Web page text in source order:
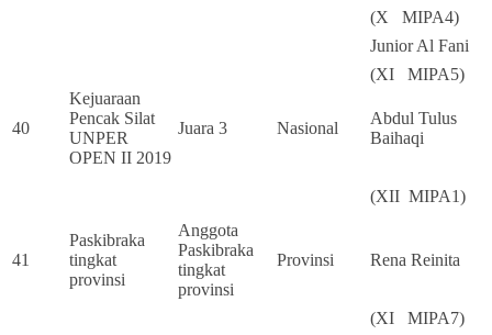
(X MIPA4)
Junior Al Fani
(XI MIPA5)
40
Kejuaraan
Pencak Silat
UNPER
OPEN II 2019
Juara 3 Nasional
Abdul Tulus
Baihaqi
(XII MIPA1)
41
Paskibraka
tingkat
provinsi
Anggota
Paskibraka
tingkat
provinsi
Provinsi Rena Reinita
(XI MIPA7)